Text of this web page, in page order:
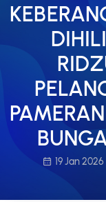
19 Jan 2026